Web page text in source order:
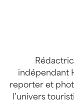
indépendant
reporter et
l’univers